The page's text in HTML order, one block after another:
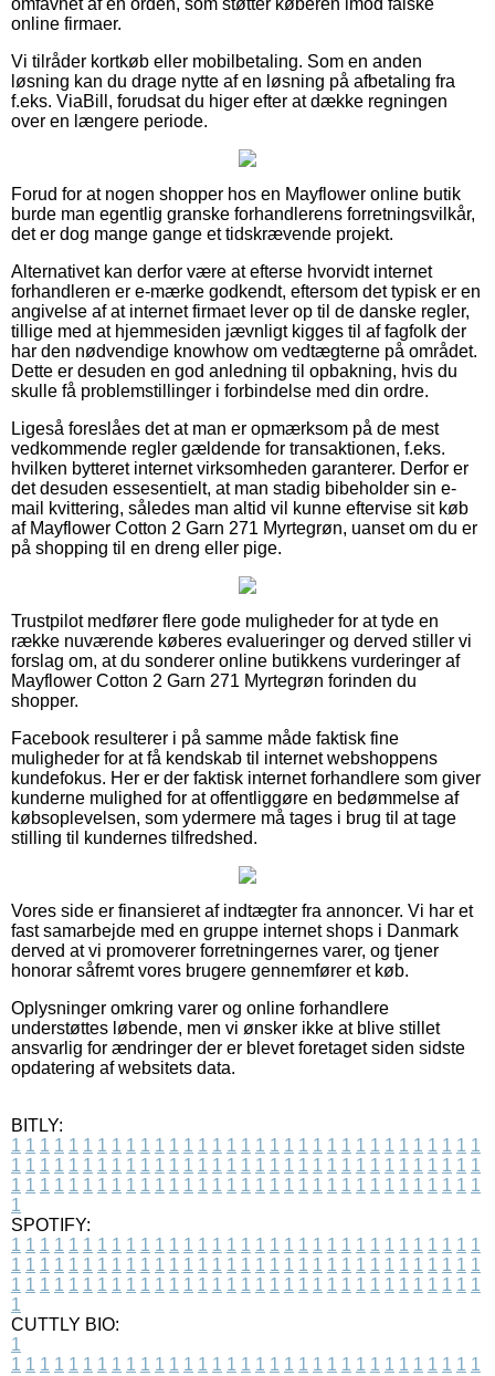
online firmaer.
Vi tilråder kortkøb eller mobilbetaling. Som en anden
løsning kan du drage nytte af en løsning på afbetaling fra
f.eks. ViaBill, forudsat du higer efter at dække regningen
over en længere periode.
Forud for at nogen shopper hos en Mayflower online butik
burde man egentlig granske forhandlerens forretningsvilkår,
det er dog mange gange et tidskrævende projekt.
Alternativet kan derfor være at efterse hvorvidt internet
forhandleren er e-mærke godkendt, eftersom det typisk er en
angivelse af at internet firmaet lever op til de danske regler,
tillige med at hjemmesiden jævnligt kigges til af fagfolk der
har den nødvendige knowhow om vedtægterne på området.
Dette er desuden en god anledning til opbakning, hvis du
skulle få problemstillinger i forbindelse med din ordre.
Ligeså foreslåes det at man er opmærksom på de mest
vedkommende regler gældende for transaktionen, f.eks.
hvilken bytteret internet virksomheden garanterer. Derfor er
det desuden essesentielt, at man stadig bibeholder sin e-
mail kvittering, således man altid vil kunne eftervise sit køb
af Mayflower Cotton 2 Garn 271 Myrtegrøn, uanset om du er
på shopping til en dreng eller pige.
Trustpilot medfører flere gode muligheder for at tyde en
række nuværende køberes evalueringer og derved stiller vi
forslag om, at du sonderer online butikkens vurderinger af
Mayflower Cotton 2 Garn 271 Myrtegrøn forinden du
shopper.
Facebook resulterer i på samme måde faktisk fine
muligheder for at få kendskab til internet webshoppens
kundefokus. Her er der faktisk internet forhandlere som giver
kunderne mulighed for at offentliggøre en bedømmelse af
købsoplevelsen, som ydermere må tages i brug til at tage
stilling til kundernes tilfredshed.
Vores side er finansieret af indtægter fra annoncer. Vi har et
fast samarbejde med en gruppe internet shops i Danmark
derved at vi promoverer forretningernes varer, og tjener
honorar såfremt vores brugere gennemfører et køb.
Oplysninger omkring varer og online forhandlere
understøttes løbende, men vi ønsker ikke at blive stillet
ansvarlig for ændringer der er blevet foretaget siden sidste
opdatering af websitets data.
BITLY:
1 1 1 1 1 1 1 1 1 1 1 1 1 1 1 1 1 1 1 1 1 1 1 1 1 1 1 1 1 1 1 1 1
1 1 1 1 1 1 1 1 1 1 1 1 1 1 1 1 1 1 1 1 1 1 1 1 1 1 1 1 1 1 1 1 1
1 1 1 1 1 1 1 1 1 1 1 1 1 1 1 1 1 1 1 1 1 1 1 1 1 1 1 1 1 1 1 1 1
1
SPOTIFY:
1 1 1 1 1 1 1 1 1 1 1 1 1 1 1 1 1 1 1 1 1 1 1 1 1 1 1 1 1 1 1 1 1
1 1 1 1 1 1 1 1 1 1 1 1 1 1 1 1 1 1 1 1 1 1 1 1 1 1 1 1 1 1 1 1 1
1 1 1 1 1 1 1 1 1 1 1 1 1 1 1 1 1 1 1 1 1 1 1 1 1 1 1 1 1 1 1 1 1
1
CUTTLY BIO:
1
1 1 1 1 1 1 1 1 1 1 1 1 1 1 1 1 1 1 1 1 1 1 1 1 1 1 1 1 1 1 1 1 1